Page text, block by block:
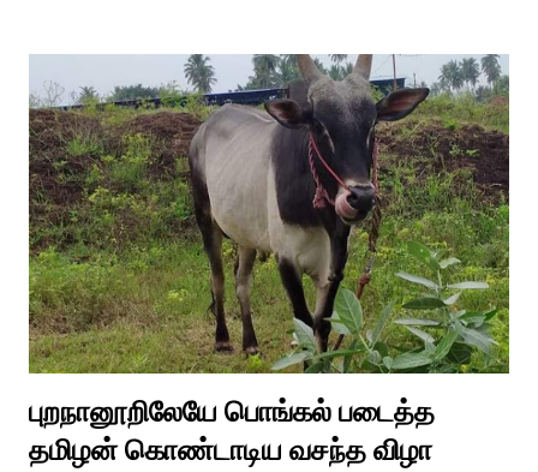
எடுத்த அய்யனார் என“வெட்டுடைய அய்யனார்“ நாமம் கோவில்
அமைத்து பூஜித்தனர். ஆங்கிலேய கிழக்கிந்திய ஆட்சியில் சிவகங்கை
இரண்டாம் மன்னர் முத்துவடுகநாதத் தேவர் ஆங்கிலேயரை எதிர்க்க
அவர்களால் காளையார் கோவிலில் இரண்டாம் மனைவி கௌரி
நாச்சியாருடன் கொல்லபட்டார். அவரது முதல் மனைவி
வேலுநாச்சியார...
புறநானூறிலேயே பொங்கல் படைத்த
தமிழன் கொண்டாடிய வசந்த விழா